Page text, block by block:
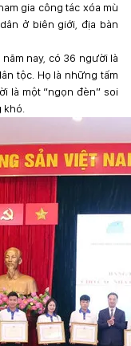
gia công tác xóa mù
ở biên giới, địa bàn
nay, có 36 người là
tộc. Họ là những tấm
là một “ngọn đèn” soi